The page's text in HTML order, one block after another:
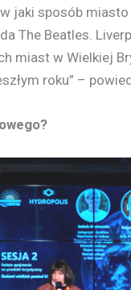
jaki sposób
The Beatles.
miast w Wielkiej
roku” –